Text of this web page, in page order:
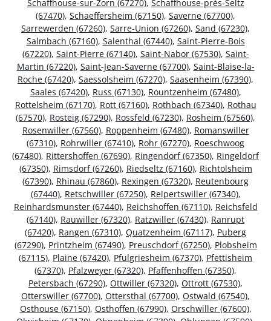
Schaffhouse-sur-Zorn (67270), Schaffhouse-près-Seltz
(67470), Schaeffersheim (67150), Saverne (67700),
Sarrewerden (67260), Sarre-Union (67260), Sand (67230),
Salmbach (67160), Salenthal (67440), Saint-Pierre-Bois
(67220), Saint-Pierre (67140), Saint-Nabor (67530), Saint-
Martin (67220), Saint-Jean-Saverne (67700), Saint-Blaise-la-
Roche (67420), Saessolsheim (67270), Saasenheim (67390),
Saales (67420), Russ (67130), Rountzenheim (67480),
Rottelsheim (67170), Rott (67160), Rothbach (67340), Rothau
(67570), Rosteig (67290), Rossfeld (67230), Rosheim (67560),
Rosenwiller (67560), Roppenheim (67480), Romanswiller
(67310), Rohrwiller (67410), Rohr (67270), Roeschwoog
(67480), Rittershoffen (67690), Ringendorf (67350), Ringeldorf
(67350), Rimsdorf (67260), Riedseltz (67160), Richtolsheim
(67390), Rhinau (67860), Rexingen (67320), Reutenbourg
(67440), Retschwiller (67250), Reipertswiller (67340),
Reinhardsmunster (67440), Reichshoffen (67110), Reichsfeld
(67140), Rauwiller (67320), Ratzwiller (67430), Ranrupt
(67420), Rangen (67310), Quatzenheim (67117), Puberg
(67290), Printzheim (67490), Preuschdorf (67250), Plobsheim
(67115), Plaine (67420), Pfulgriesheim (67370), Pfettisheim
(67370), Pfalzweyer (67320), Pfaffenhoffen (67350),
Petersbach (67290), Ottwiller (67320), Ottrott (67530),
Otterswiller (67700), Ottersthal (67700), Ostwald (67540),
Osthouse (67150), Osthoffen (67990), Orschwiller (67600),